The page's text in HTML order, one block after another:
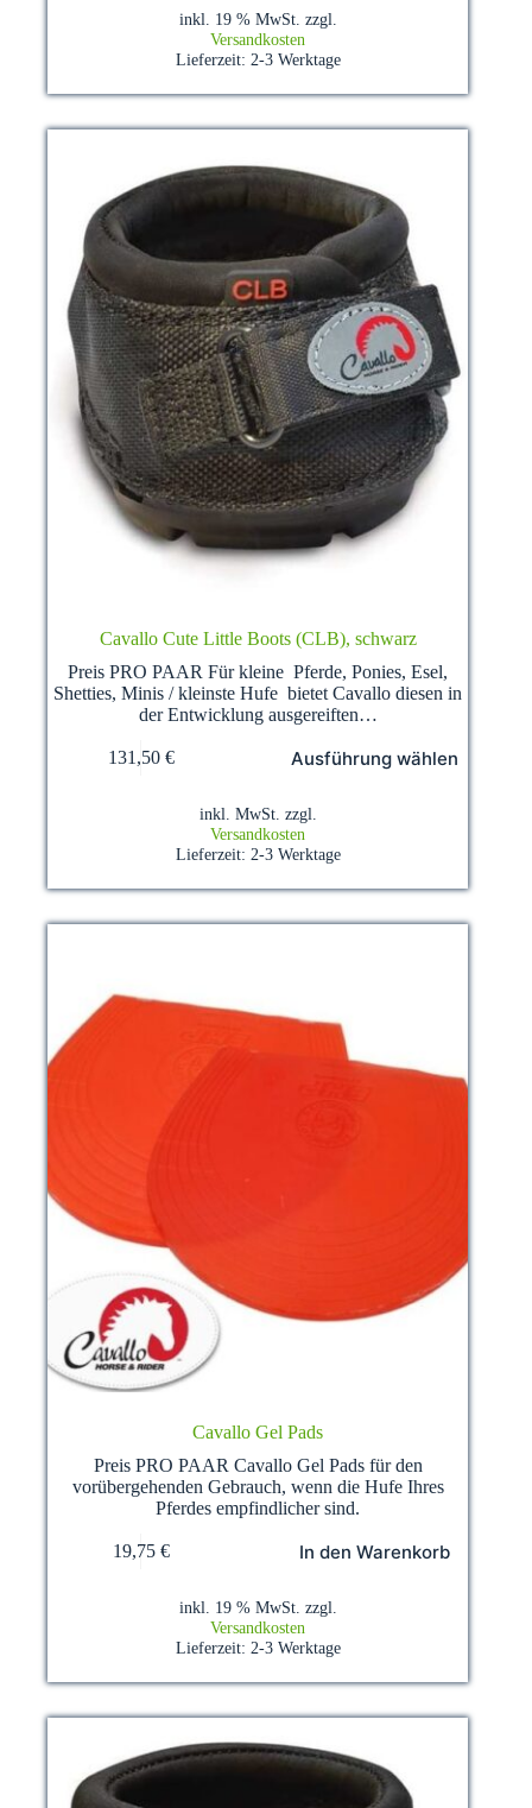
inkl. 19 % MwSt. zzgl.
Versandkosten
Lieferzeit: 2-3 Werktage
Cavallo Cute Little Boots (CLB), schwarz
Preis PRO PAAR Für kleine Pferde, Ponies, Esel,
Shetties, Minis / kleinste Hufe bietet Cavallo diesen in
der Entwicklung ausgereiften…
131,50 € Ausführung wählen
Optionen
werden
inkl. MwSt. zzgl.
Versandkosten
Lieferzeit: 2-3 Werktage
Cavallo Gel Pads
Preis PRO PAAR Cavallo Gel Pads für den
vorübergehenden Gebrauch, wenn die Hufe Ihres
Pferdes empfindlicher sind.
19,75 € In den Warenkorb
inkl. 19 % MwSt. zzgl.
Versandkosten
Lieferzeit: 2-3 Werktage